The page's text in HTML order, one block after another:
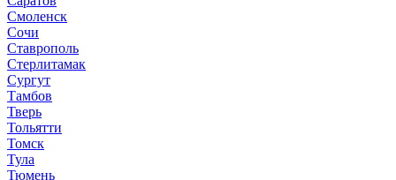
Смоленск
Сочи
Ставрополь
Стерлитамак
Сургут
Тамбов
Тверь
Тольятти
Томск
Тула
Тюмень